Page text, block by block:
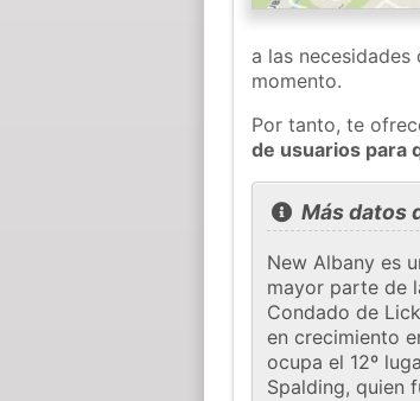
a las
momento.
Por tanto, te
de usuarios para
Más datos
New Albany es
mayor parte de
Condado de
en crecimiento
ocupa el 12º
Spalding, quien